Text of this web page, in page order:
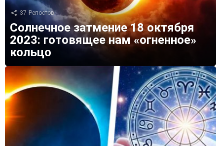
37 Репостов
Солнечное затмение 18 октября
2023: готовящее нам «огненное»
кольцо